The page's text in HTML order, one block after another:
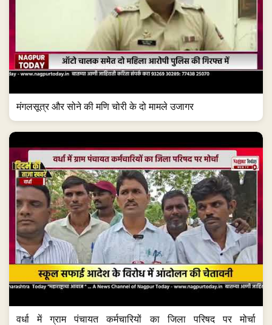
मंगलसूत्र और सोने की मणि चोरी के दो मामले उजागर
वर्धा में ग्राम पंचायत कर्मचारियों का जिला परिषद पर मोर्चा